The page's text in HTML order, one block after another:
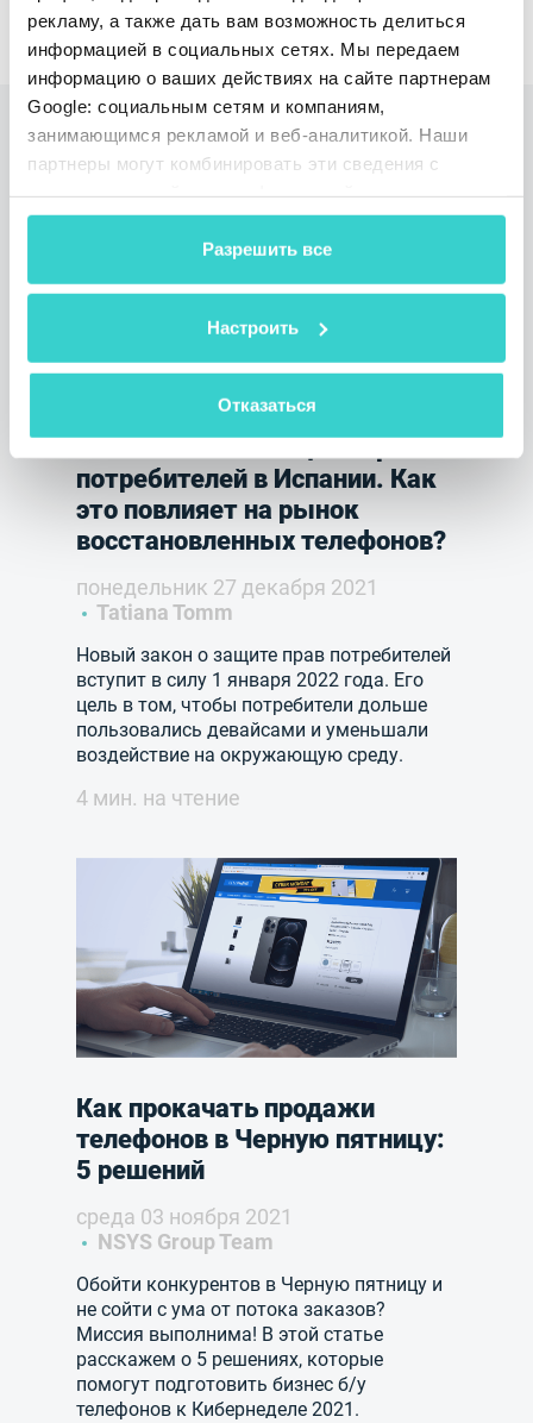
рекламу, а также дать вам возможность делиться
информацией в социальных сетях. Мы передаем
информацию о ваших действиях на сайте партнерам
Google: социальным сетям и компаниям,
занимающимся рекламой и веб-аналитикой. Наши
партнеры могут комбинировать эти сведения с
данными, которые они получили при использовании
Разрешить все
Настроить
Отказаться
Читайте также
Новый закон о защите прав
потребителей в Испании. Как
это повлияет на рынок
восстановленных телефонов?
понедельник 27 декабря 2021
Tatiana Tomm
Новый закон о защите прав потребителей
вступит в силу 1 января 2022 года. Его
цель в том, чтобы потребители дольше
пользовались девайсами и уменьшали
воздействие на окружающую среду.
4 мин. на чтение
Как прокачать продажи
телефонов в Черную пятницу:
5 решений
среда 03 ноября 2021
NSYS Group Team
Обойти конкурентов в Черную пятницу и
не сойти с ума от потока заказов?
Миссия выполнима! В этой статье
расскажем о 5 решениях, которые
помогут подготовить бизнес б/у
телефонов к Кибернеделе 2021.